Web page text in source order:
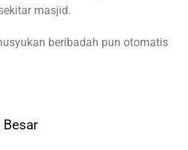
masjid.
beribadah pun otomatis